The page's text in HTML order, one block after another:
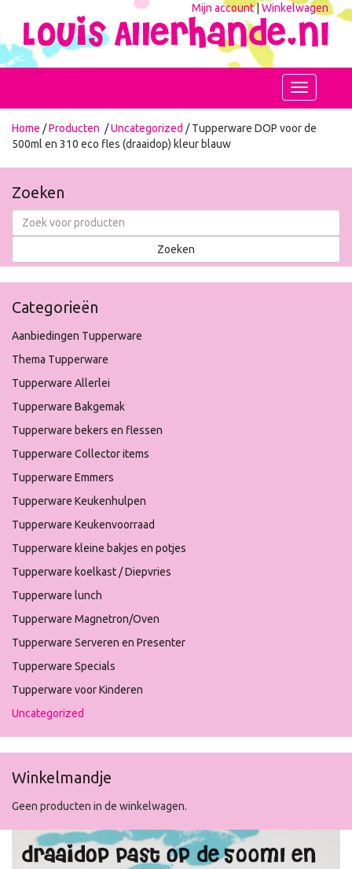
Mijn account|Winkelwagen
Toggle
navigation
Home /Producten /Uncategorized / Tupperware DOP voor de
500ml en 310 eco fles (draaidop) kleur blauw
Zoeken
Categorieën
Aanbiedingen Tupperware
Thema Tupperware
Tupperware Allerlei
Tupperware Bakgemak
Tupperware bekers en flessen
Tupperware Collector items
Tupperware Emmers
Tupperware Keukenhulpen
Tupperware Keukenvoorraad
Tupperware kleine bakjes en potjes
Tupperware koelkast / Diepvries
Tupperware lunch
Tupperware Magnetron/Oven
Tupperware Serveren en Presenter
Tupperware Specials
Tupperware voor Kinderen
Uncategorized
Winkelmandje
Geen producten in de winkelwagen.